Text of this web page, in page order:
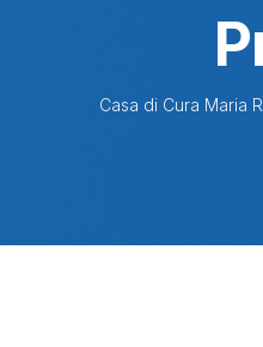
Casa di Cura Maria